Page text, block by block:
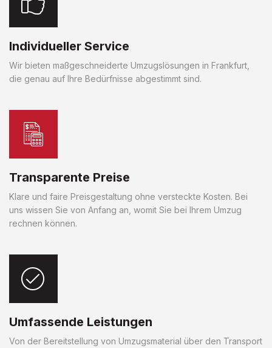
Individueller Service
Wir bieten maßgeschneiderte Umzugslösungen in Frankfurt,
die genau auf Ihre Bedürfnisse abgestimmt sind.
Transparente Preise
Klare und faire Preisgestaltung ohne versteckte Kosten. Bei
uns wissen Sie von Anfang an, womit Sie bei Ihrem Umzug
rechnen können.
Umfassende Leistungen
Von der Bereitstellung von Umzugsmaterial über den Transport